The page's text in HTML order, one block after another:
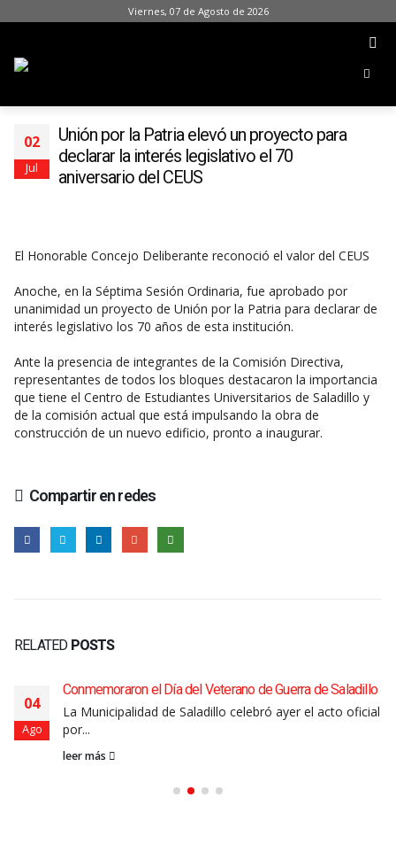
Viernes, 07 de Agosto de 2026
02
Jul
Unión por la Patria elevó un proyecto para
declarar la interés legislativo el 70
aniversario del CEUS
El Honorable Concejo Deliberante reconoció el valor del CEUS
Anoche, en la Séptima Sesión Ordinaria, fue aprobado por
unanimidad un proyecto de Unión por la Patria para declarar de
interés legislativo los 70 años de esta institución.
Ante la presencia de integrantes de la Comisión Directiva,
representantes de todos los bloques destacaron la importancia
que tiene el Centro de Estudiantes Universitarios de Saladillo y
de la comisión actual que está impulsando la obra de
construcción de un nuevo edificio, pronto a inaugurar.
Compartir en redes
RELATED POSTS
04
Ago
Conmemoraron el Día del Veterano de Guerra de Saladillo
La Municipalidad de Saladillo celebró ayer el acto oficial
por...
leer más